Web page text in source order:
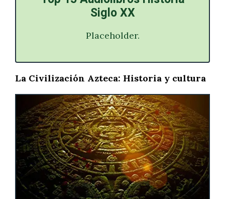
Siglo XX
Placeholder.
La Civilización Azteca: Historia y cultura